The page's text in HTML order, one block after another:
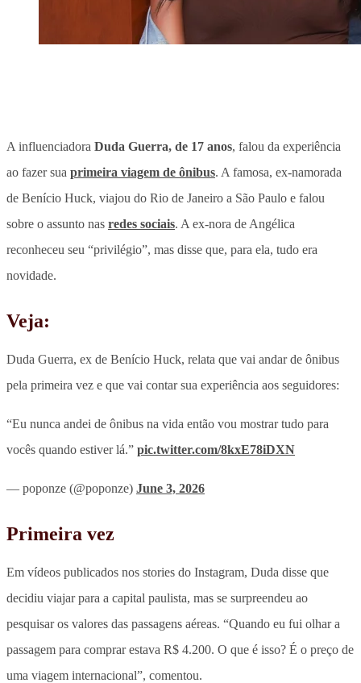
A influenciadora Duda Guerra, de 17 anos, falou da experiência
ao fazer sua primeira viagem de ônibus. A famosa, ex-namorada
de Benício Huck, viajou do Rio de Janeiro a São Paulo e falou
sobre o assunto nas redes sociais. A ex-nora de Angélica
reconheceu seu “privilégio”, mas disse que, para ela, tudo era
novidade.
Veja:
Duda Guerra, ex de Benício Huck, relata que vai andar de ônibus
pela primeira vez e que vai contar sua experiência aos seguidores:
“Eu nunca andei de ônibus na vida então vou mostrar tudo para
vocês quando estiver lá.” pic.twitter.com/8kxE78iDXN
— poponze (@poponze) June 3, 2026
Primeira vez
Em vídeos publicados nos stories do Instagram, Duda disse que
decidiu viajar para a capital paulista, mas se surpreendeu ao
pesquisar os valores das passagens aéreas. “Quando eu fui olhar a
passagem para comprar estava R$ 4.200. O que é isso? É o preço de
uma viagem internacional”, comentou.